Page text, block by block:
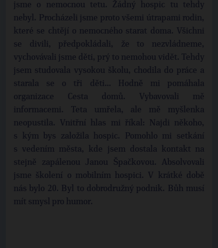
jsme o nemocnou tetu. Žádný hospic tu tehdy
nebyl. Procházeli jsme proto všemi útrapami rodin,
které se chtějí o nemocného starat doma. Všichni
se divili, předpokládali, že to nezvládneme,
vychovávali jsme děti, prý to nemohou vidět. Tehdy
jsem studovala vysokou školu, chodila do práce a
starala se o tři děti… Hodně mi pomáhala
organizace Cesta domů. Vybavovali mě
informacemi. Teta umřela, ale mě myšlenka
neopustila. Vnitřní hlas mi říkal: Najdi někoho,
s kým bys založila hospic. Pomohlo mi setkání
s vedením města, kde jsem dostala kontakt na
stejně zapálenou Janou Špačkovou. Absolvovali
jsme školení o mobilním hospici. V krátké době
nás bylo 20. Byl to dobrodružný podnik. Bůh musí
mít smysl pro humor.